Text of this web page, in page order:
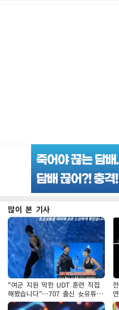
많이 본 기사
"여군 지원 막힌 UDT 훈련 직접
해봤습니다"…707 출신 女유튜버
'완벽 소화'